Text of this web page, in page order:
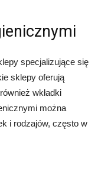
specjalizujące się
sklepy oferują
wkładki
można
i rodzajów, często w